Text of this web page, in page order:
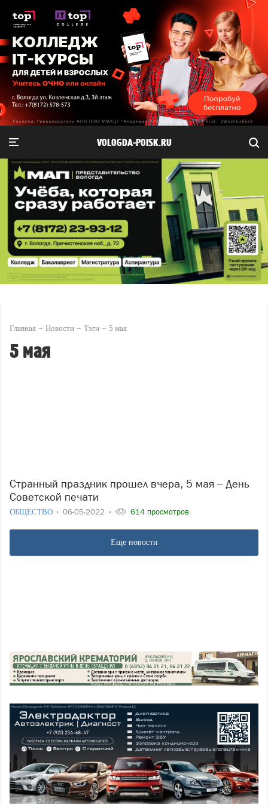
VOLOGDA-POISK.RU
Главная Новости Тэги 5 мая
5 мая
Странный праздник прошел вчера, 5 мая – День
Советской печати
ОБЩЕСТВО 06-05-2022 614 просмотров
Еще новости